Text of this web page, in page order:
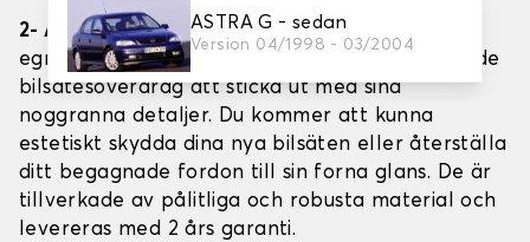
ASTRA G - sedan
Version 04/1998 - 03/2004
2- Allmän beskrivning: Helt handgjorda i våra
egna verkstäder, kommer dina specialtillverkade
bilsätesöverdrag att sticka ut med sina
noggranna detaljer. Du kommer att kunna
estetiskt skydda dina nya bilsäten eller återställa
ditt begagnade fordon till sin forna glans. De är
tillverkade av pålitliga och robusta material och
levereras med 2 års garanti.